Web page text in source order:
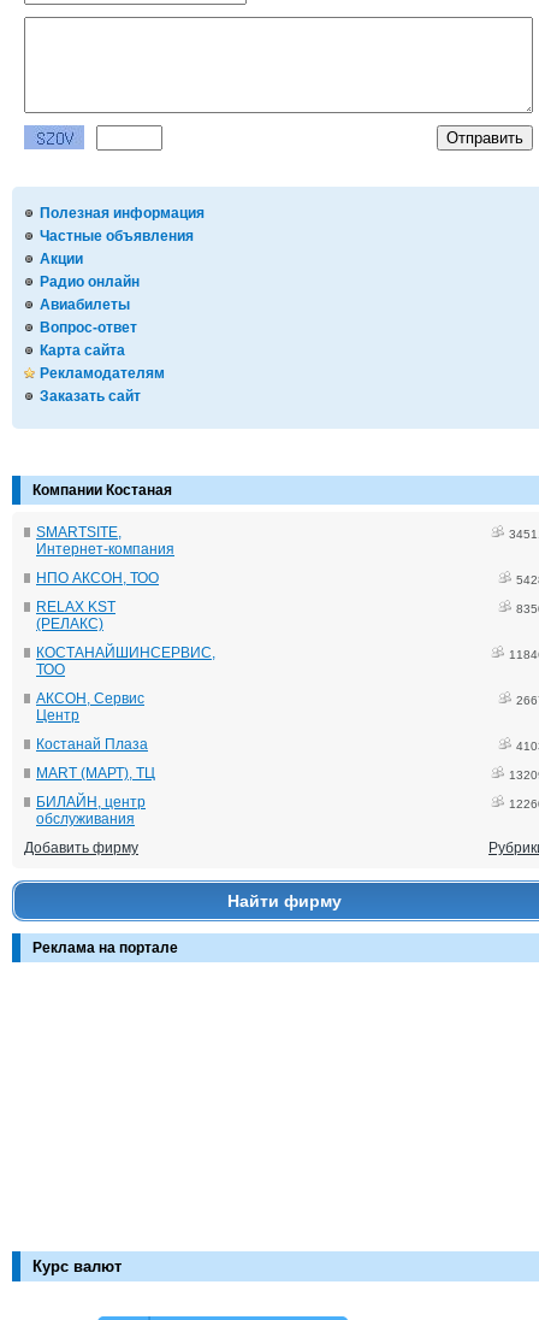
Полезная информация
Частные объявления
Акции
Радио онлайн
Авиабилеты
Вопрос-ответ
Карта сайта
Рекламодателям
Заказать сайт
Компании Костаная
SMARTSITE,
Интернет-компания
НПО АКСОН, ТОО
RELAX KST
(РЕЛАКС)
КОСТАНАЙШИНСЕРВИС,
ТОО
АКСОН, Сервис
Центр
Костанай Плаза
MART (МАРТ), ТЦ
БИЛАЙН, центр
обслуживания
Добавить фирму
Найти фирму
Реклама на портале
Курс валют